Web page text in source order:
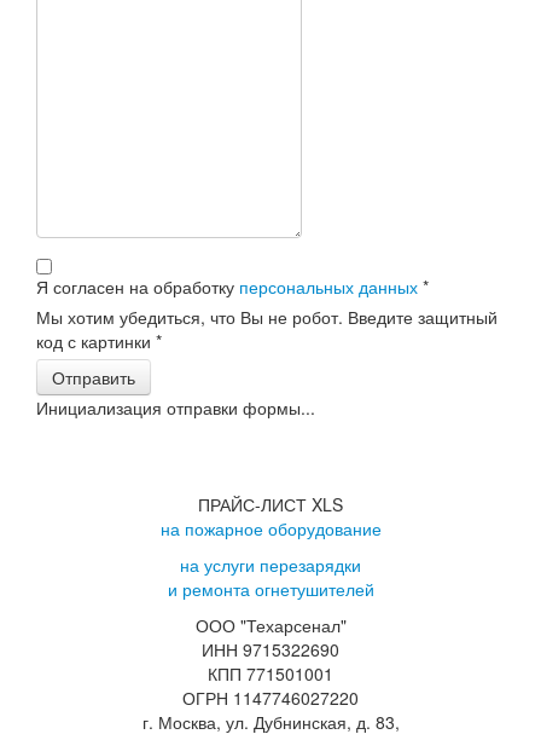
Я согласен на обработку персональных данных *
Мы хотим убедиться, что Вы не робот. Введите защитный
код с картинки *
Отправить
Инициализация отправки формы...
ПРАЙС-ЛИСТ XLS
на пожарное оборудование
на услуги перезарядки
и ремонта огнетушителей
ООО "Техарсенал"
ИНН 9715322690
КПП 771501001
ОГРН 1147746027220
г. Москва, ул. Дубнинская, д. 83,